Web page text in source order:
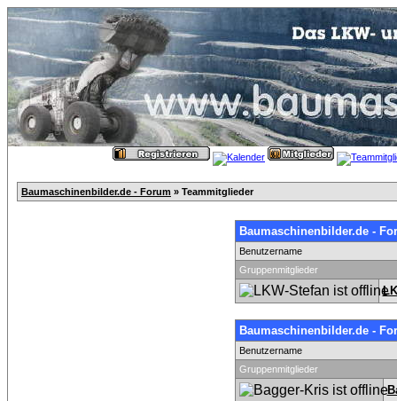
Baumaschinenbilder.de - Forum » Teammitglieder
Baumaschinenbilder.de -
Benutzername
Gruppenmitglieder
Baumaschinenbilder.de -
Benutzername
Gruppenmitglieder